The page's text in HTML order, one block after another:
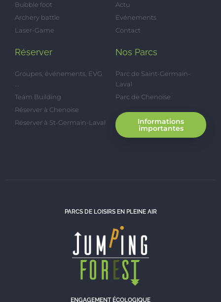
Bubble foot
Archery battle
Laser-Game
Actu
Evénements
Contact
Réserver
Groupes, événements, EVG
...
Team Building
Réserver à Chenoise
Réserver à St-Germain-Laval
Nos Parcs
Parc de Saint-Germain-
Laval
Parc de Chenoise
Informations
importantes
PARCS DE LOISIRS EN PLEINE AIR
ENGAGEMENT ÉCOLOGIQUE